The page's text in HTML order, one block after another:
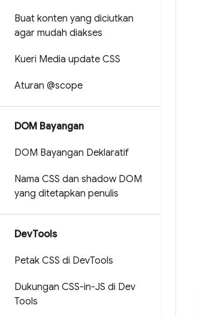
Buat konten yang diciutkan
agar mudah diakses
Kueri Media update CSS
Aturan @scope
DOM Bayangan
DOM Bayangan Deklaratif
Nama CSS dan shadow DOM
yang ditetapkan penulis
DevTools
Petak CSS di DevTools
Dukungan CSS-in-JS di Dev
Tools